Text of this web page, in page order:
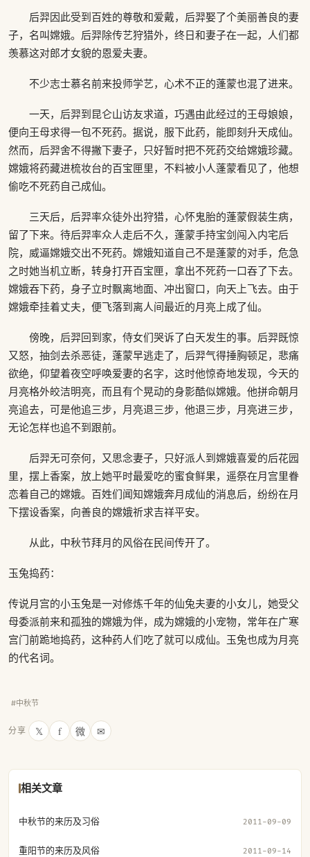
后羿因此受到百姓的尊敬和爱戴，后羿娶了个美丽善良的妻
子，名叫嫦娥。后羿除传艺狩猎外，终日和妻子在一起，人们都
羡慕这对郎才女貌的恩爱夫妻。
不少志士慕名前来投师学艺，心术不正的蓬蒙也混了进来。
一天，后羿到昆仑山访友求道，巧遇由此经过的王母娘娘，
便向王母求得一包不死药。据说，服下此药，能即刻升天成仙。
然而，后羿舍不得撇下妻子，只好暂时把不死药交给嫦娥珍藏。
嫦娥将药藏进梳妆台的百宝匣里，不料被小人蓬蒙看见了，他想
偷吃不死药自己成仙。
三天后，后羿率众徒外出狩猎，心怀鬼胎的蓬蒙假装生病，
留了下来。待后羿率众人走后不久，蓬蒙手持宝剑闯入内宅后
院，威逼嫦娥交出不死药。嫦娥知道自己不是蓬蒙的对手，危急
之时她当机立断，转身打开百宝匣，拿出不死药一口吞了下去。
嫦娥吞下药，身子立时飘离地面、冲出窗口，向天上飞去。由于
嫦娥牵挂着丈夫，便飞落到离人间最近的月亮上成了仙。
傍晚，后羿回到家，侍女们哭诉了白天发生的事。后羿既惊
又怒，抽剑去杀恶徒，蓬蒙早逃走了，后羿气得捶胸顿足，悲痛
欲绝，仰望着夜空呼唤爱妻的名字，这时他惊奇地发现，今天的
月亮格外皎洁明亮，而且有个晃动的身影酷似嫦娥。他拼命朝月
亮追去，可是他追三步，月亮退三步，他退三步，月亮进三步，
无论怎样也追不到跟前。
后羿无可奈何，又思念妻子，只好派人到嫦娥喜爱的后花园
里，摆上香案，放上她平时最爱吃的蜜食鲜果，遥祭在月宫里眷
恋着自己的嫦娥。百姓们闻知嫦娥奔月成仙的消息后，纷纷在月
下摆设香案，向善良的嫦娥祈求吉祥平安。
从此，中秋节拜月的风俗在民间传开了。
玉兔捣药：
传说月宫的小玉兔是一对修炼千年的仙兔夫妻的小女儿，她受父
母委派前来和孤独的嫦娥为伴，成为嫦娥的小宠物，常年在广寒
宫门前跪地捣药，这种药人们吃了就可以成仙。玉兔也成为月亮
的代名词。
#中秋节
分享 𝕏 f 微 ✉
相关文章
中秋节的来历及习俗 2011-09-09
重阳节的来历及风俗 2011-09-14